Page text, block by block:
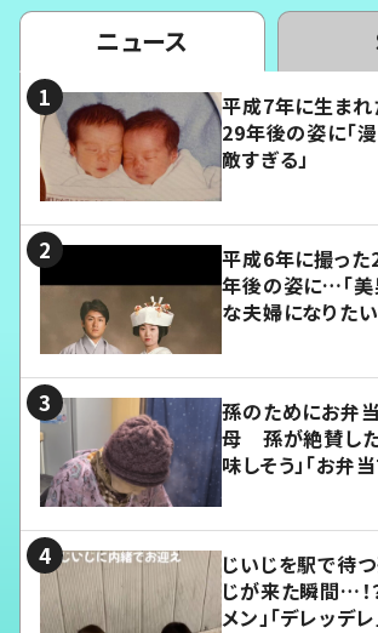
ニュース
平成7年に生ま
29年後の姿に「
敵すぎる」
平成6年に撮っ
年後の姿に…「美
な夫婦になりたい
孫のためにお弁
母 孫が絶賛した
味しそう」「お弁
じいじを駅で待
じが来た瞬間…！
メン」「デレッデ